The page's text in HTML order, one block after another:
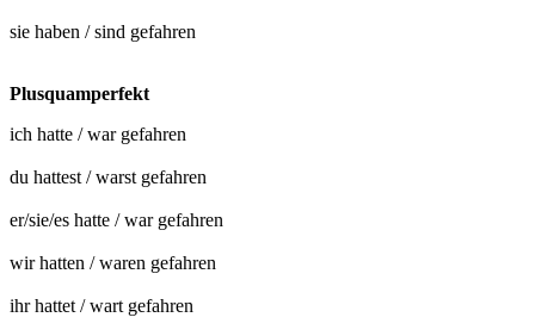
sie haben / sind gefahren
Plusquamperfekt
ich hatte / war gefahren
du hattest / warst gefahren
er/sie/es hatte / war gefahren
wir hatten / waren gefahren
ihr hattet / wart gefahren